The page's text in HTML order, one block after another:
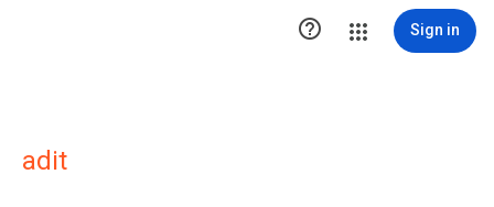
 Sign in
adit